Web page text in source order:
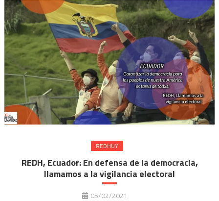
REDHUY
REDH, Ecuador: En defensa de la democracia,
llamamos a la vigilancia electoral
05/02/2021